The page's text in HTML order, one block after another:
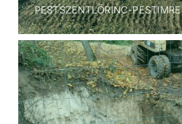
PESTSZENTLŐRINC-PESTIMRE